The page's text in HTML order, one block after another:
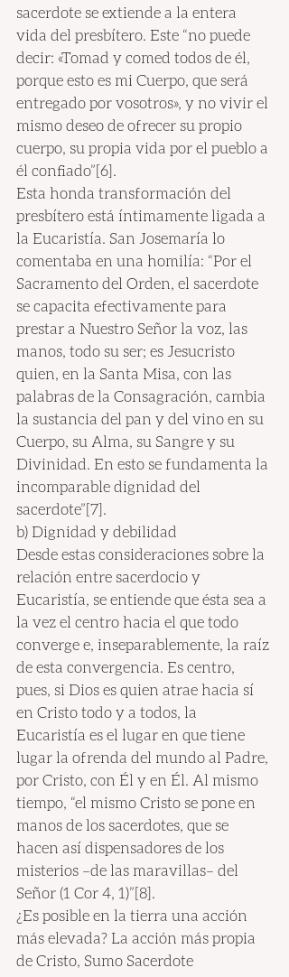
sacerdote se extiende a la entera
vida del presbítero. Este “no puede
decir: «Tomad y comed todos de él,
porque esto es mi Cuerpo, que será
entregado por vosotros», y no vivir el
mismo deseo de ofrecer su propio
cuerpo, su propia vida por el pueblo a
él confiado”[6].
Esta honda transformación del
presbítero está íntimamente ligada a
la Eucaristía. San Josemaría lo
comentaba en una homilía: “Por el
Sacramento del Orden, el sacerdote
se capacita efectivamente para
prestar a Nuestro Señor la voz, las
manos, todo su ser; es Jesucristo
quien, en la Santa Misa, con las
palabras de la Consagración, cambia
la sustancia del pan y del vino en su
Cuerpo, su Alma, su Sangre y su
Divinidad. En esto se fundamenta la
incomparable dignidad del
sacerdote”[7].
b) Dignidad y debilidad
Desde estas consideraciones sobre la
relación entre sacerdocio y
Eucaristía, se entiende que ésta sea a
la vez el centro hacia el que todo
converge e, inseparablemente, la raíz
de esta convergencia. Es centro,
pues, si Dios es quien atrae hacia sí
en Cristo todo y a todos, la
Eucaristía es el lugar en que tiene
lugar la ofrenda del mundo al Padre,
por Cristo, con Él y en Él. Al mismo
tiempo, “el mismo Cristo se pone en
manos de los sacerdotes, que se
hacen así dispensadores de los
misterios –de las maravillas– del
Señor (1 Cor 4, 1)”[8].
¿Es posible en la tierra una acción
más elevada? La acción más propia
de Cristo, Sumo Sacerdote